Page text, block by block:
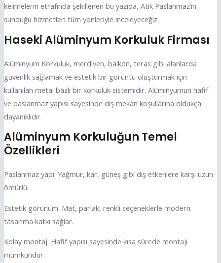
kelimelerin etrafında şekillenen bu yazıda, Atik Paslanmaz’ın
sunduğu hizmetleri tüm yönleriyle inceleyeceğiz.
Haseki Alüminyum Korkuluk Firması
Alüminyum Korkuluk, merdiven, balkon, teras gibi alanlarda
güvenlik sağlamak ve estetik bir görüntü oluşturmak için
kullanılan metal bazlı bir korkuluk sistemidir. Alüminyumun hafif
ve paslanmaz yapısı sayesinde dış mekan koşullarına oldukça
dayanıklıdır.
Alüminyum Korkuluğun Temel
Özellikleri
Paslanmaz yapı: Yağmur, kar, güneş gibi dış etkenlere karşı uzun
ömürlü.
Estetik görünüm: Mat, parlak, renkli seçeneklerle modern
tasarıma katkı sağlar.
Kolay montaj: Hafif yapısı sayesinde kısa sürede montajı
mümkündür.